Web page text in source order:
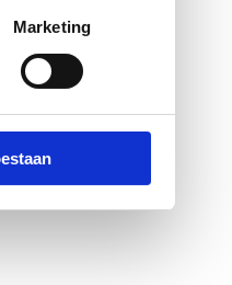
Marketing